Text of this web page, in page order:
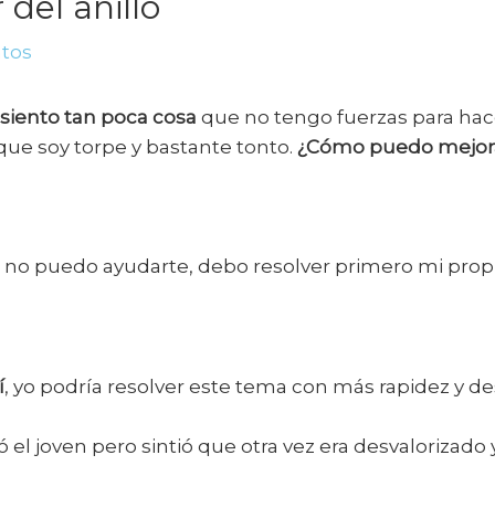
tan poca cosa que no tengo fuerzas para
soy torpe y bastante tonto. ¿Cómo puedo
puedo ayudarte, debo resolver primero mi
, yo podría resolver este tema con más rapidez y
el joven pero sintió que otra vez era desvalorizado